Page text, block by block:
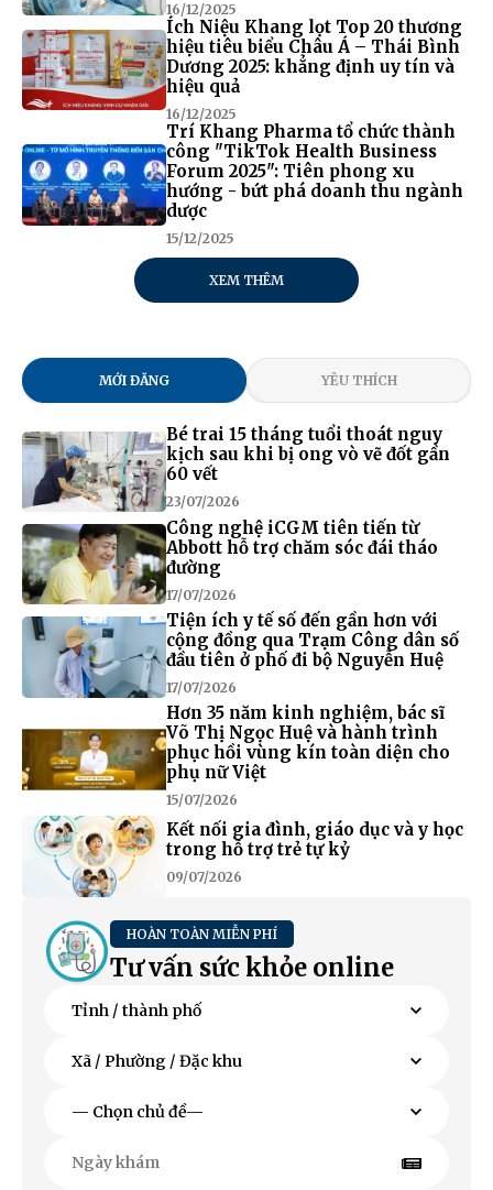
16/12/2025
Ích Niệu Khang lọt Top 20 thương
hiệu tiêu biểu Châu Á – Thái Bình
Dương 2025: khẳng định uy tín và
hiệu quả
16/12/2025
Trí Khang Pharma tổ chức thành
công "TikTok Health Business
Forum 2025": Tiên phong xu
hướng - bứt phá doanh thu ngành
dược
15/12/2025
XEM THÊM
MỚI ĐĂNG YÊU THÍCH
Bé trai 15 tháng tuổi thoát nguy
kịch sau khi bị ong vò vẽ đốt gần
60 vết
23/07/2026
Công nghệ iCGM tiên tiến từ
Abbott hỗ trợ chăm sóc đái tháo
đường
17/07/2026
Tiện ích y tế số đến gần hơn với
cộng đồng qua Trạm Công dân số
đầu tiên ở phố đi bộ Nguyễn Huệ
17/07/2026
Hơn 35 năm kinh nghiệm, bác sĩ
Võ Thị Ngọc Huệ và hành trình
phục hồi vùng kín toàn diện cho
phụ nữ Việt
15/07/2026
Kết nối gia đình, giáo dục và y học
trong hỗ trợ trẻ tự kỷ
09/07/2026
HOÀN TOÀN MIỄN PHÍ
Tư vấn sức khỏe online